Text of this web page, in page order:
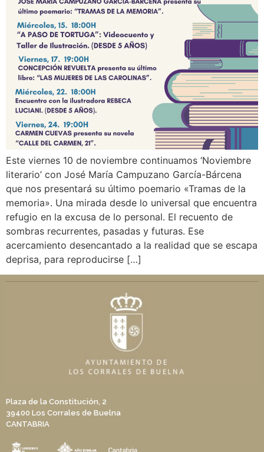
Este viernes 10 de noviembre continuamos ‘Noviembre
literario’ con José María Campuzano García-Bárcena
que nos presentará su último poemario «Tramas de la
memoria». Una mirada desde lo universal que encuentra
refugio en la excusa de lo personal. El recuento de
sombras recurrentes, pasadas y futuras. Ese
acercamiento desencantado a la realidad que se escapa
deprisa, para reproducirse […]
Plaza de la Constitución, 2
39400 Los Corrales de Buelna
CANTABRIA